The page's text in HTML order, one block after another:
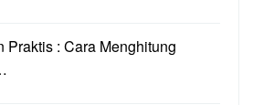
Praktis : Cara Menghitung